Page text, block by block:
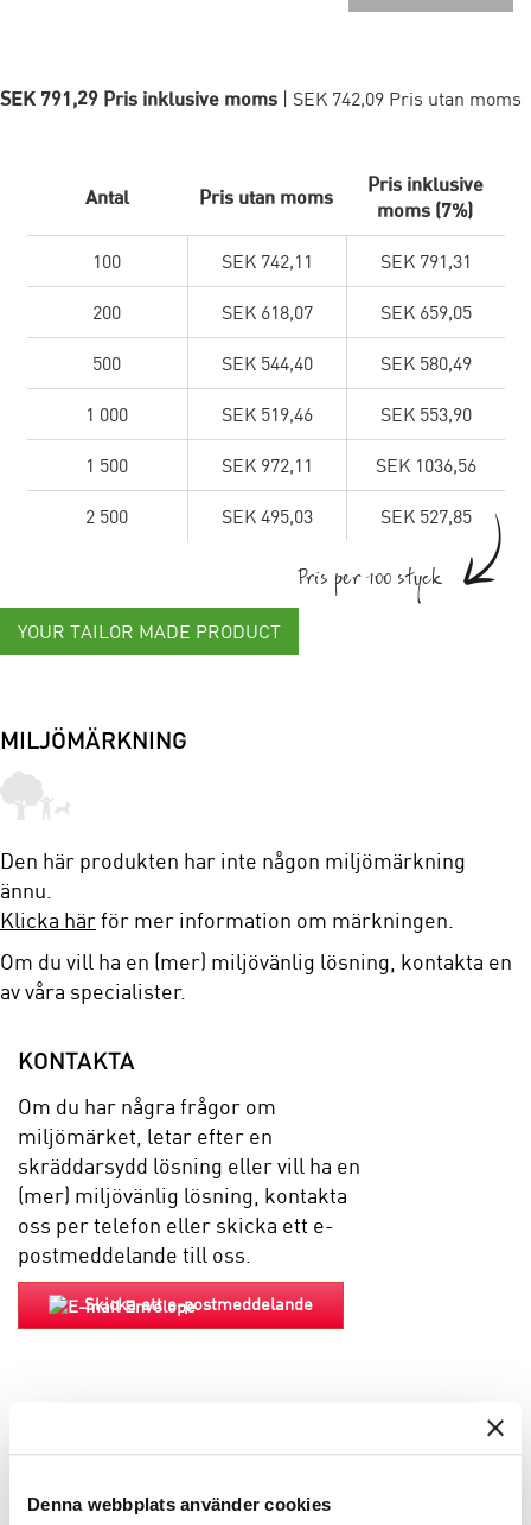
Denna webbplats använder cookies
SEK 791,29 Pris inklusive moms | SEK 742,09 Pris utan moms
Antal Pris utan moms
Pris inklusive
moms (7%)
100 SEK 742,11 SEK 791,31
200 SEK 618,07 SEK 659,05
500 SEK 544,40 SEK 580,49
1 000 SEK 519,46 SEK 553,90
1 500 SEK 972,11 SEK 1036,56
2 500 SEK 495,03 SEK 527,85
Pris per 100 styck
YOUR TAILOR MADE PRODUCT
MILJÖMÄRKNING
Den här produkten har inte någon miljömärkning
ännu.
Klicka härför mer information om märkningen.
Om du vill ha en (mer) miljövänlig lösning, kontakta en
av våra specialister.
KONTAKTA
Om du har några frågor om
miljömärket, letar efter en
skräddarsydd lösning eller vill ha en
(mer) miljövänlig lösning, kontakta
oss per telefon eller skicka ett e-
postmeddelande till oss.
Skicka ett e-postmeddelande
BESKRIVNING